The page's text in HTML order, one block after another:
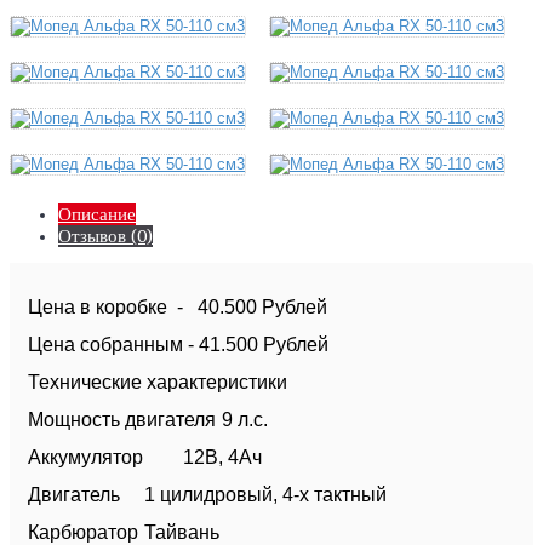
Описание
Отзывов (0)
Цена в коробке - 40.500 Рублей
Цена собранным - 41.500 Рублей
Технические характеристики
Мощность двигателя 9 л.с.
Аккумулятор
12В, 4Ач
Двигатель
1 цилидровый, 4-х тактный
Карбюратор Тайвань